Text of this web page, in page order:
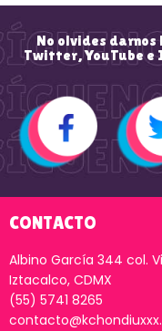
No olvides darnos
Twitter, YouTube e
CONTACTO
Albino García 344 col.
Iztacalco, CDMX
(55) 5741 8265